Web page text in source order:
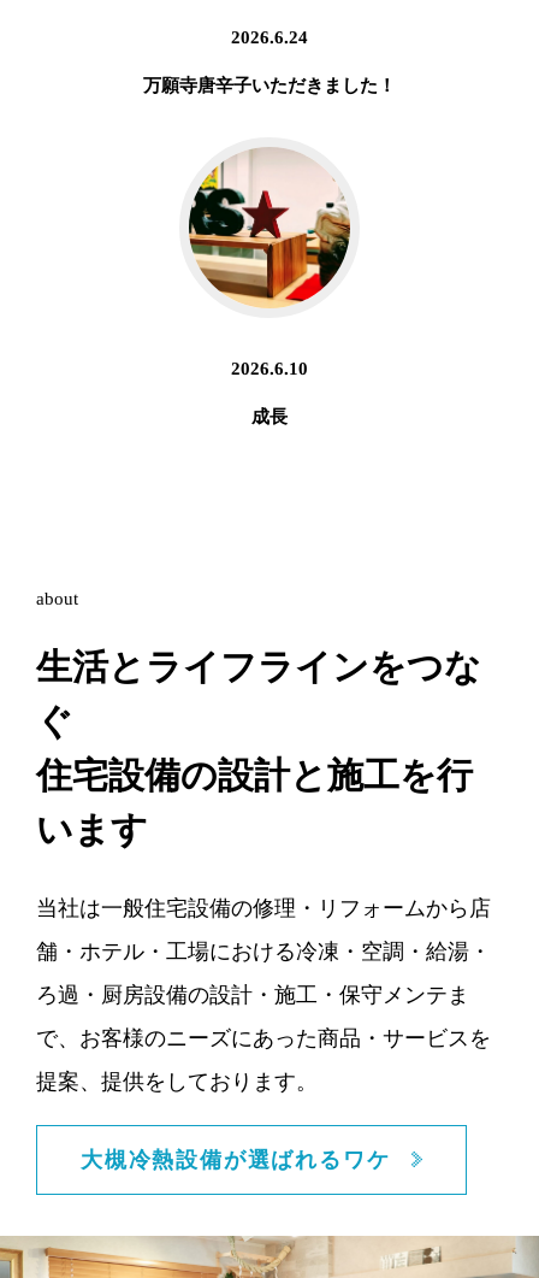
2026.6.24
万願寺唐辛子いただきました！
2026.6.10
成長
about
生活とライフラインをつな
ぐ
住宅設備の設計と施工を行
います
当社は一般住宅設備の修理・リフォームから店
舗・ホテル・工場における冷凍・空調・給湯・
ろ過・厨房設備の設計・施工・保守メンテま
で、お客様のニーズにあった商品・サービスを
提案、提供をしております。
大槻冷熱設備が選ばれるワケ